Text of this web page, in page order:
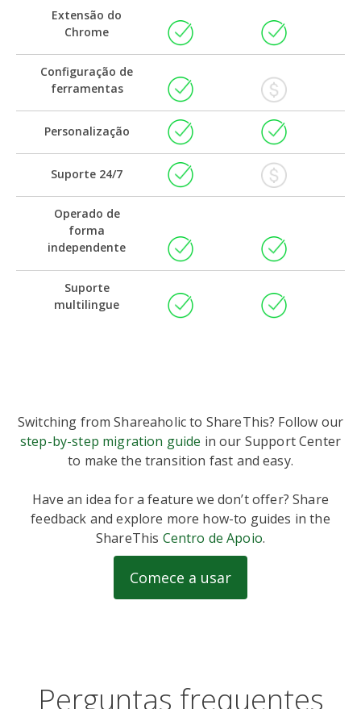
Extensão do
Chrome
Configuração de
ferramentas
Personalização
Suporte 24/7
Operado de
forma
independente
Suporte
multilingue
Switching from Shareaholic to ShareThis? Follow our
step-by-step migration guide in our Support Center
to make the transition fast and easy.
Have an idea for a feature we don’t offer? Share
feedback and explore more how-to guides in the
ShareThis Centro de Apoio.
Comece a usar
Perguntas frequentes